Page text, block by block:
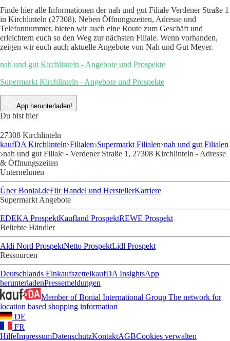
Finde hier alle Informationen der nah und gut Filiale Verdener Straße 1
in Kirchlinteln (27308). Neben Öffnungszeiten, Adresse und
Telefonnummer, bieten wir auch eine Route zum Geschäft und
erleichtern euch so den Weg zur nächsten Filiale. Wenn vorhanden,
zeigen wir euch auch aktuelle Angebote von Nah und Gut Meyer.
nah und gut Kirchlinteln - Angebote und Prospekte
Supermarkt Kirchlinteln - Angebote und Prospekte
App herunterladen!
Du bist hier
27308 Kirchlinteln
kaufDA Kirchlinteln Filialen Supermarkt Filialen nah und gut Filialen
nah und gut Filiale - Verdener Straße 1, 27308 Kirchlinteln - Adresse
& Öffnungszeiten
Unternehmen
Über Bonial.deFür Handel und HerstellerKarriere
Supermarkt Angebote
EDEKA ProspektKaufland ProspektREWE Prospekt
Beliebte Händler
Aldi Nord ProspektNetto ProspektLidl Prospekt
Ressourcen
Deutschlands EinkaufszettelkaufDA InsightsApp
herunterladenPressemeldungen
Member of Bonial International Group The network for
location based shopping information
DE
FR
HilfeImpressumDatenschutzKontaktAGBCookies verwalten